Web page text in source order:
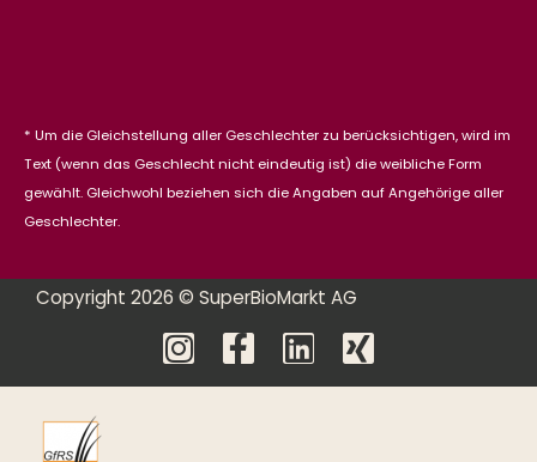
* Um die Gleichstellung aller Geschlechter zu berücksichtigen, wird im
Text (wenn das Geschlecht nicht eindeutig ist) die weibliche Form
gewählt. Gleichwohl beziehen sich die Angaben auf Angehörige aller
Geschlechter.
Copyright 2026 © SuperBioMarkt AG